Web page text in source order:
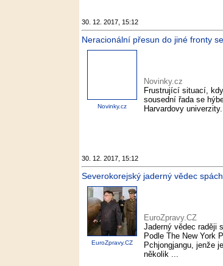
30. 12. 2017, 15:12
Neracionální přesun do jiné fronty
Novinky.cz
Novinky.cz
Frustrující situací,
sousední řada se
Harvardovy
30. 12. 2017, 15:12
Severokorejský jaderný vědec
EuroZpravy.CZ
EuroZpravy.CZ
Jaderný vědec raději
Podle The New York
Pchjongjangu, jenže
několik ...